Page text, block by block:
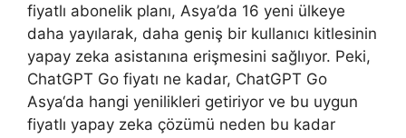
fiyatlı abonelik planı, Asya’da 16 yeni ülkeye
daha yayılarak, daha geniş bir kullanıcı kitlesinin
yapay zeka asistanına erişmesini sağlıyor. Peki,
ChatGPT Go fiyatı ne kadar, ChatGPT Go
Asya‘da hangi yenilikleri getiriyor ve bu uygun
fiyatlı yapay zeka çözümü neden bu kadar